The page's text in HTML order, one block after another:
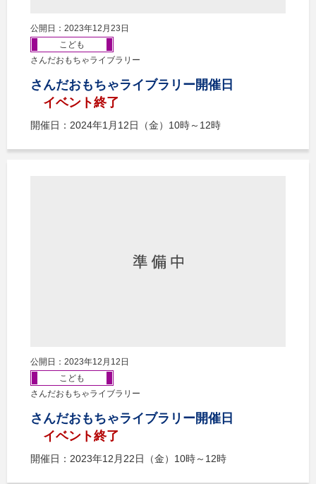
公開日：2023年12月23日
こども
さんだおもちゃライブラリー
さんだおもちゃライブラリー開催日
イベント終了
開催日：2024年1月12日（金）10時～12時
公開日：2023年12月12日
こども
さんだおもちゃライブラリー
さんだおもちゃライブラリー開催日
イベント終了
開催日：2023年12月22日（金）10時～12時